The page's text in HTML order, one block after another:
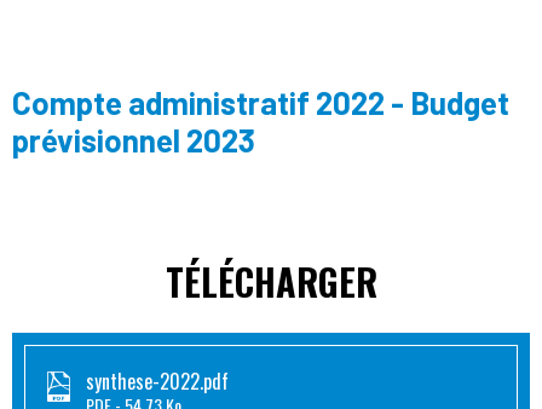
Compte administratif 2022 - Budget
prévisionnel 2023
TÉLÉCHARGER
synthese-2022.pdf